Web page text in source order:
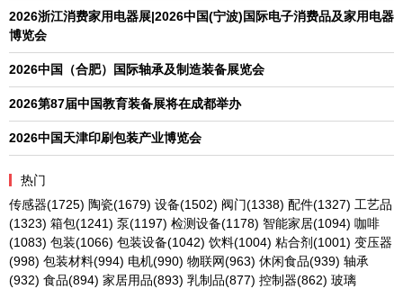
2026浙江消费家用电器展|2026中国(宁波)国际电子消费品及家用电器
博览会
2026中国（合肥）国际轴承及制造装备展览会
2026第87届中国教育装备展将在成都举办
2026中国天津印刷包装产业博览会
热门
传感器(1725) 陶瓷(1679) 设备(1502) 阀门(1338) 配件(1327) 工艺品
(1323) 箱包(1241) 泵(1197) 检测设备(1178) 智能家居(1094) 咖啡
(1083) 包装(1066) 包装设备(1042) 饮料(1004) 粘合剂(1001) 变压器
(998) 包装材料(994) 电机(990) 物联网(963) 休闲食品(939) 轴承
(932) 食品(894) 家居用品(893) 乳制品(877) 控制器(862) 玻璃